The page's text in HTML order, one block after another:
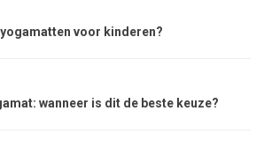
voor kinderen?
wanneer is dit de beste keuze?